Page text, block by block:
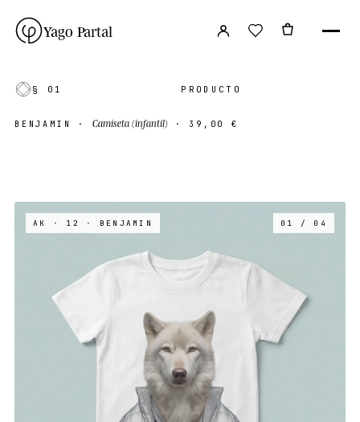
Yago Partal
§ 01 PRODUCTO
BENJAMIN · Camiseta (infantil)· 39,00 €
AK · 12 · BENJAMIN 01 / 04